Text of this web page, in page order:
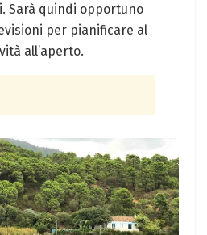
Sarà quindi opportuno
per pianificare al
all’aperto.